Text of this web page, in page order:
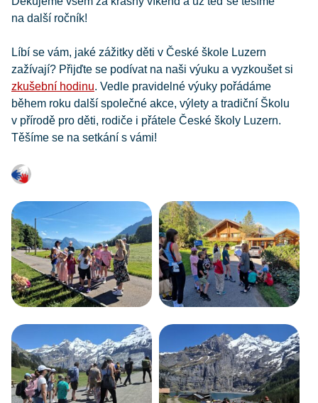
na další ročník!
Líbí se vám, jaké zážitky děti v České škole Luzern
zažívají? Přijďte se podívat na naši výuku a vyzkoušet si
zkušební hodinu. Vedle pravidelné výuky pořádáme
během roku další společné akce, výlety a tradiční Školu
v přírodě pro děti, rodiče i přátele České školy Luzern.
Těšíme se na setkání s vámi!